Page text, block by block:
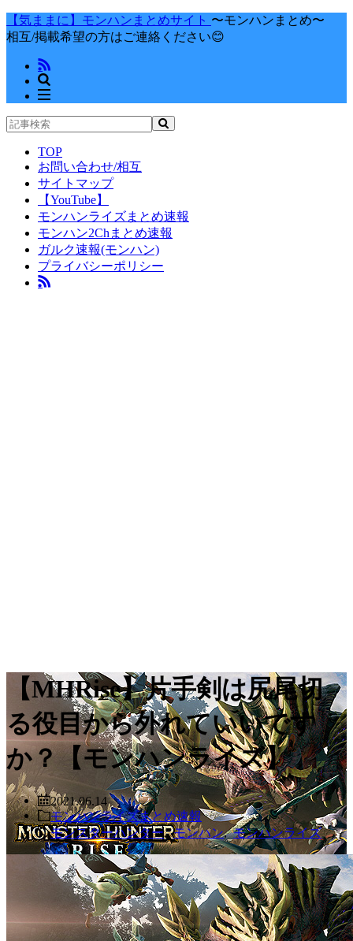
【気ままに】モンハンまとめサイト 〜モンハンまとめ〜
相互/掲載希望の方はご連絡ください😊
TOP
お問い合わせ/相互
サイトマップ
【YouTube】
モンハンライズまとめ速報
モンハン2Chまとめ速報
ガルク速報(モンハン)
プライバシーポリシー
【MHRise】片手剣は尻尾切
る役目から外れていいです
か？【モンハンライズ】
2021.06.14
モンハンライズまとめ速報
モンスターハンター,モンハン,モンハンライズ